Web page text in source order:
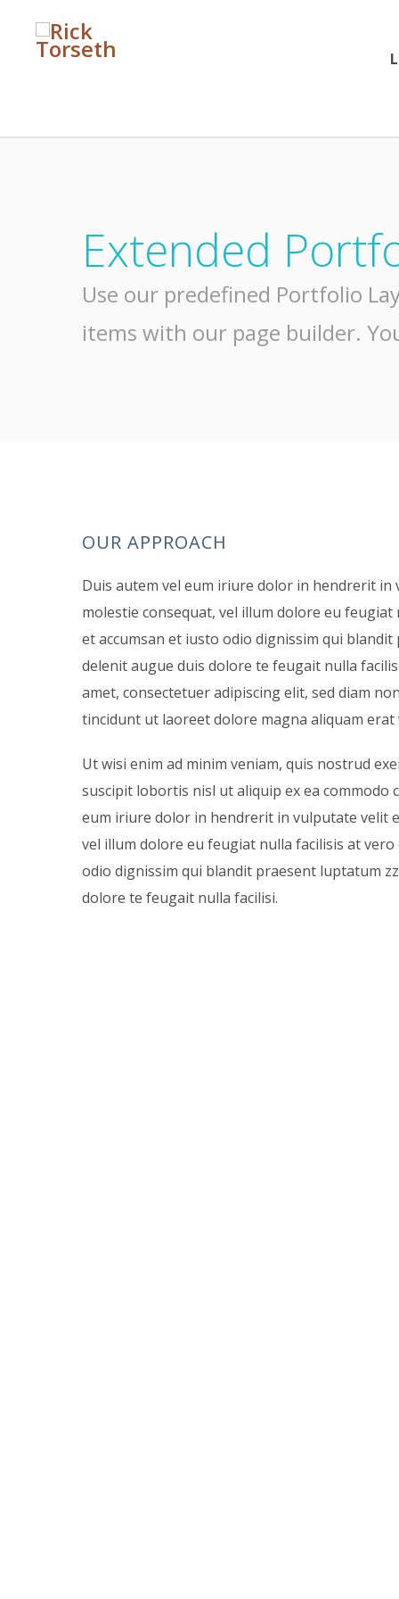
Extended
Use our predefined Portfolio
items with our page builder.
OUR APPROACH
Duis autem vel eum iriure dolor in hendrerit in
molestie consequat, vel illum dolore eu
et accumsan et iusto odio dignissim qui
delenit augue duis dolore te feugait nulla
amet, consectetuer adipiscing elit, sed diam
tincidunt ut laoreet dolore magna aliquam erat
Ut wisi enim ad minim veniam, quis nostrud
suscipit lobortis nisl ut aliquip ex ea commodo
eum iriure dolor in hendrerit in vulputate velit
vel illum dolore eu feugiat nulla facilisis at
odio dignissim qui blandit praesent luptatum
dolore te feugait nulla facilisi.